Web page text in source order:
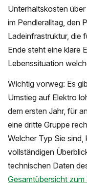
Unterhaltskosten
im Pendleralltag, den
Ladeinfrastruktur, die
Ende steht eine klare
Lebenssituation
Wichtig vorweg: Es
Umstieg auf Elektro
dem ersten Jahr, für
eine dritte Gruppe
Welcher Typ Sie sind,
vollständigen
technischen Daten
Gesamtübersicht zum